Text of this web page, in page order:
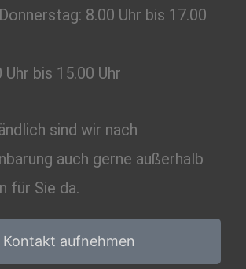
8.00 Uhr bis 17.00
bis 15.00 Uhr
sind wir nach
auch gerne außerhalb
für Sie da.
Kontakt aufnehmen